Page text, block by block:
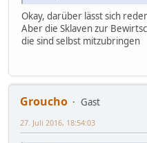
Okay, darüber lässt sich
Aber die Sklaven zur
die sind selbst mitzubringen
Groucho
Gast
27. Juli 2016, 18:54:03